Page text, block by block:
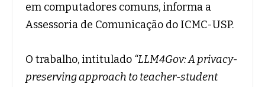
em computadores comuns, informa a
Assessoria de Comunicação do ICMC-USP.
O trabalho, intitulado “LLM4Gov: A privacy-
preserving approach to teacher-student